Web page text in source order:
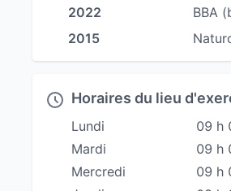
La naturopathie est une
la stimulation des
invasives que possible.
2022
BBA
2015
Horaires du lieu
Lundi
09 h
Mardi
09 h
Mercredi
09 h